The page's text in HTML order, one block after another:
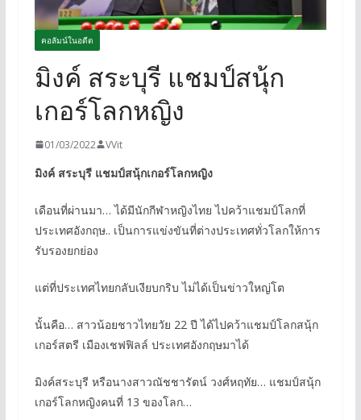
คอลัมน์ในอดีต
มิงค์ สระบุรี แชมป์สนุ้ก
เกอร์โลกหญิง
01/03/2022 VVit
มิงค์ สระบุรี แชมป์สนุ้กเกอร์โลกหญิง
เดือนที่ผ่านมา… ได้มีนักกีฬาหญิงไทย ไปคว้าแชมป์โลกที่
ประเทศอังกฤษ.. เป็นการแข่งขันที่ต่างประเทศทั่วโลกให้การ
รับรองยกย่อง
แต่ที่ประเทศไทยกลับเงียบกริบ ไม่ได้เป็นข่าวใหญ่โต
นั้นคือ… สาวน้อยชาวไทยวัย 22 ปี ได้ไปคว้าแชมป์โลกสนุ้ก
เกอร์สตรี เมืองเชฟฟิลล์ ประเทศอังกฤษมาได้
มิงค์สระบุรี หรือนางสาวณัชชารัตน์ วงศ์หฤทัย… แชมป์สนุ้ก
เกอร์โลกหญิงคนที่ 13 ของโลก…